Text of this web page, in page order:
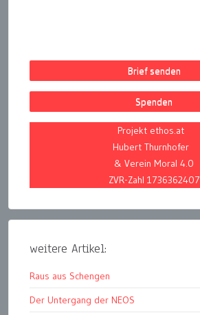
Brief senden
Spenden
Projekt ethos.at
Hubert Thurnhofer
& Verein Moral 4.0
ZVR-Zahl 1736362407
weitere Artikel:
Raus aus Schengen
Der Untergang der NEOS